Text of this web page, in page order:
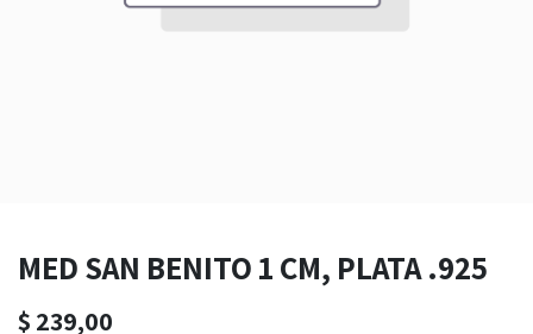
MED SAN BENITO 1 CM, PLATA .925
$ 239,00